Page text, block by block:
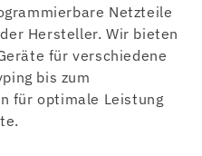
Netzteile
Hersteller. Wir bieten
für verschiedene
bis zum
für optimale Leistung